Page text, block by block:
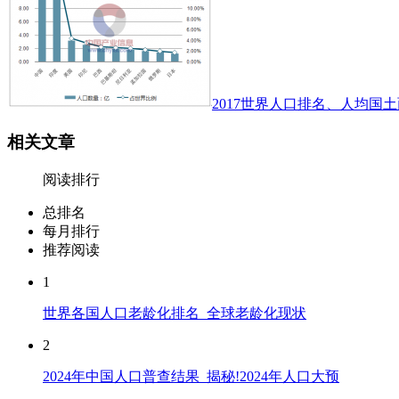
2017世界人口排名、人均国
相关文章
阅读排行
总排名
每月排行
推荐阅读
1
世界各国人口老龄化排名_全球老龄化现状
2
2024年中国人口普查结果_揭秘!2024年人口大预